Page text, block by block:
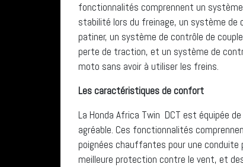
fonctionnalités comprennent un
stabilité lors du freinage, un système de
patiner, un système de contrôle de
perte de traction, et un système de
moto sans avoir à utiliser les freins.
Les caractéristiques de confort
La Honda Africa Twin DCT est équipée
agréable. Ces fonctionnalités
poignées chauffantes pour une
meilleure protection contre le vent, et